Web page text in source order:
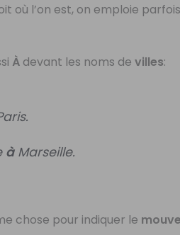
où l’on est, on emploie
À devant les noms devilles:
àMarseille.
chose pour indiquer le